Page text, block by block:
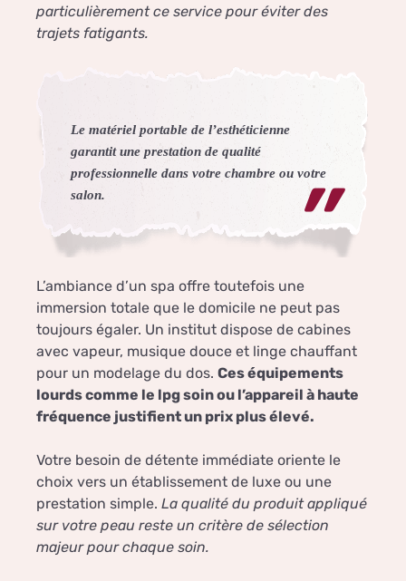
particulièrement ce service pour éviter des
trajets fatigants.
Le matériel portable de l’esthéticienne
garantit une prestation de qualité
professionnelle dans votre chambre ou votre
salon.
L’ambiance d’un spa offre toutefois une
immersion totale que le domicile ne peut pas
toujours égaler. Un institut dispose de cabines
avec vapeur, musique douce et linge chauffant
pour un modelage du dos. Ces équipements
lourds comme le lpg soin ou l’appareil à haute
fréquence justifient un prix plus élevé.
Votre besoin de détente immédiate oriente le
choix vers un établissement de luxe ou une
prestation simple. La qualité du produit appliqué
sur votre peau reste un critère de sélection
majeur pour chaque soin.